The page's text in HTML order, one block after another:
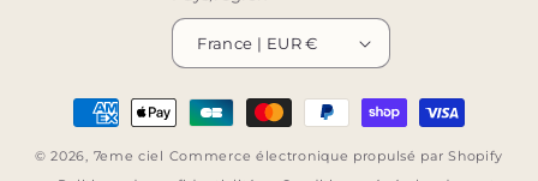
France | EUR €
Moyens
de
paiement
© 2026, 7eme ciel Commerce électronique propulsé par Shopify